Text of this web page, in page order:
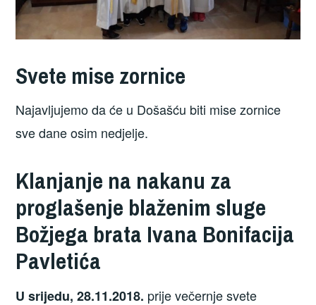
Svete mise zornice
Najavljujemo da će u Došašću biti mise zornice
sve dane osim nedjelje.
Klanjanje na nakanu za
proglašenje blaženim sluge
Božjega brata Ivana Bonifacija
Pavletića
U srijedu, 28.11.2018. prije večernje svete